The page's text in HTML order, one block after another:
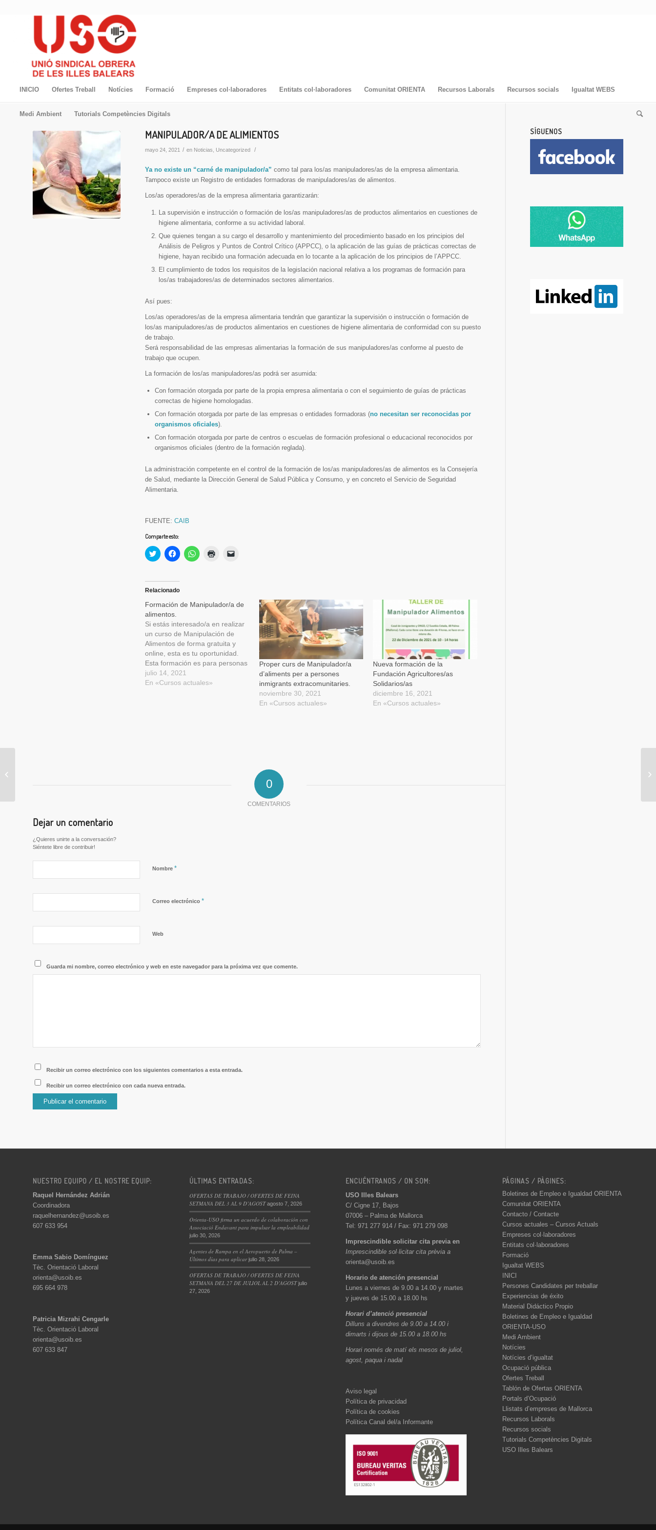
INICIO Ofertes Treball Notícies Formació Empreses col·laboradores Entitats col·laboradores Comunitat ORIENTA Recursos Laborals Recursos socials Igualtat WEBS
Medi Ambient Tutorials Competències Digitals
MANIPULADOR/A DE ALIMIENTOS
mayo 24, 2021 / en Noticias Uncategorized /
Ya no existe un “carné de manipulador/a” como tal para los/as manipuladores/as de la empresa alimentaria.
Tampoco existe un Registro de entidades formadoras de manipuladores/as de alimentos.
Los/as operadores/as de la empresa alimentaria garantizarán:
La supervisión e instrucción o formación de los/as manipuladores/as de productos alimentarios en cuestiones de
higiene alimentaria, conforme a su actividad laboral.
Que quienes tengan a su cargo el desarrollo y mantenimiento del procedimiento basado en los principios del
Análisis de Peligros y Puntos de Control Crítico (APPCC), o la aplicación de las guías de prácticas correctas de
higiene, hayan recibido una formación adecuada en lo tocante a la aplicación de los principios de l’APPCC.
El cumplimiento de todos los requisitos de la legislación nacional relativa a los programas de formación para
los/as trabajadores/as de determinados sectores alimentarios.
Así pues:
Los/as operadores/as de la empresa alimentaria tendrán que garantizar la supervisión o instrucción o formación de
los/as manipuladores/as de productos alimentarios en cuestiones de higiene alimentaria de conformidad con su puesto
de trabajo.
Será responsabilidad de las empresas alimentarias la formación de sus manipuladores/as conforme al puesto de
trabajo que ocupen.
La formación de los/as manipuladores/as podrá ser asumida:
Con formación otorgada por parte de la propia empresa alimentaria o con el seguimiento de guías de prácticas
correctas de higiene homologadas.
Con formación otorgada por parte de las empresas o entidades formadoras (no necesitan ser reconocidas por
organismos oficiales).
Con formación otorgada por parte de centros o escuelas de formación profesional o educacional reconocidos por
organismos oficiales (dentro de la formación reglada).
La administración competente en el control de la formación de los/as manipuladores/as de alimentos es la Consejería
de Salud, mediante la Dirección General de Salud Pública y Consumo, y en concreto el Servicio de Seguridad
Alimentaria.
FUENTE: CAIB
Comparte esto:
Haz
clic
Twitter
(Se
en
una
ventana
nueva)
Haz
clic
Facebook
(Se
en
una
nueva)
Haz
clic
en
una
nueva)
ventana
nueva)
electrónico
a
amigo
(Se
en
ventana
nueva)
Relacionado
Formación de Manipulador/a de
alimentos.
Si estás interesado/a en realizar
un curso de Manipulación de
Alimentos de forma gratuita y
online, esta es tu oportunidad.
Esta formación es para personas
en desempleo, en ERTE,
autónomos y trabajadores/as de
julio 14, 2021
En «Cursos actuales»
Proper curs de Manipulador/a
d’aliments per a persones
inmigrants extracomunitaries.
noviembre 30, 2021
En «Cursos actuales»
Nueva formación de la
Fundación Agricultores/as
Solidarios/as
diciembre 16, 2021
En «Cursos actuales»
0
COMENTARIOS
Dejar un comentario
¿Quieres unirte a la conversación?
Siéntete libre de contribuir!
Nombre *
Correo electrónico *
Web
Guarda mi nombre, correo electrónico y web en este navegador para la próxima vez que comente.
Recibir un correo electrónico con los siguientes comentarios a esta entrada.
Recibir un correo electrónico con cada nueva entrada.
SÍGUENOS
NUESTRO EQUIPO / EL NOSTRE EQUIP:
Raquel Hernández Adrián
Coordinadora
raquelhernandez@usoib.es
607 633 954
Emma Sabio Domínguez
Tèc. Orientació Laboral
orienta@usoib.es
695 664 978
Patricia Mizrahi Cengarle
Tèc. Orientació Laboral
orienta@usoib.es
607 633 847
ÚLTIMAS ENTRADAS:
OFERTAS DE TRABAJO / OFERTES DE FEINA
SETMANA DEL 3 AL 9 D’AGOST agosto 7, 2026
Orienta-USO firma un acuerdo de colaboración con
Associació Endavant para impulsar la empleabilidad
julio 30, 2026
Agentes de Rampa en el Aeropuerto de Palma –
Últimos días para aplicar julio 28, 2026
OFERTAS DE TRABAJO / OFERTES DE FEINA
SETMANA DEL 27 DE JULIOL AL 2 D’AGOST julio
27, 2026
ENCUÉNTRANOS / ON SOM:
USO Illes Balears
C/ Cigne 17, Bajos
07006 – Palma de Mallorca
Tel: 971 277 914 / Fax: 971 279 098
Imprescindible solicitar cita previa en
Imprescindible sol·licitar cita prèvia a
orienta@usoib.es
Horario de atención presencial
Lunes a viernes de 9.00 a 14.00 y martes
y jueves de 15.00 a 18.00 hs
Horari d’atenció presencial
Dilluns a divendres de 9.00 a 14.00 i
dimarts i dijous de 15.00 a 18.00 hs
Horari només de matí els mesos de juliol,
agost, paqua i nadal
Aviso legal
Política de privacidad
Política de cookies
Política Canal del/a Informante
PÁGINAS / PÀGINES:
Boletines de Empleo e Igualdad ORIENTA
Comunitat ORIENTA
Contacto / Contacte
Cursos actuales – Cursos Actuals
Empreses col·laboradores
Entitats col·laboradores
Formació
Igualtat WEBS
INICI
Persones Candidates per treballar
Experiencias de éxito
Material Didáctico Propio
Boletines de Empleo e Igualdad
ORIENTA-USO
Medi Ambient
Notícies
Notícies d’igualtat
Ocupació pública
Ofertes Treball
Tablón de Ofertas ORIENTA
Portals d’Ocupació
Llistats d’empreses de Mallorca
Recursos Laborals
Recursos socials
Tutorials Competències Digitals
USO Illes Balears